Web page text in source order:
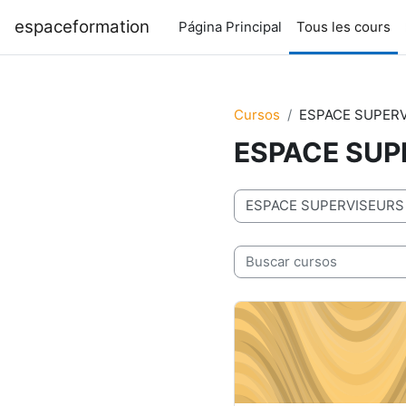
espaceformation Página Principal Tous les cours
Cursos ESPACE
ESPACE
Categorías
Buscar cursos
RĖUNIONS FORMATEURS